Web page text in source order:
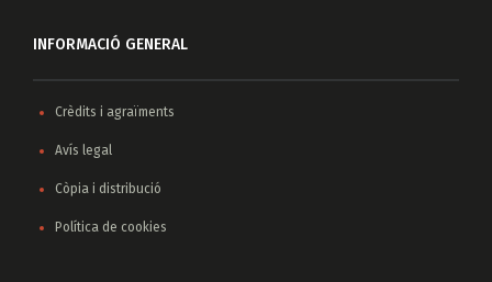
INFORMACIÓ GENERAL
Crèdits i agraïments
Avís legal
Còpia i distribució
Política de cookies